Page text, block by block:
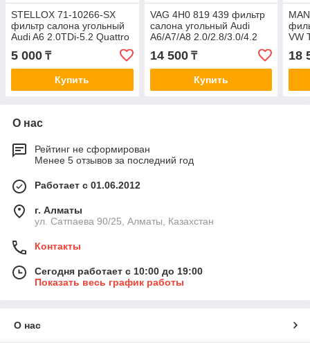
STELLOX 71-10266-SX
фильтр салона угольный
Audi A6 2.0TDi-5.2 Quattro
5 000 ₸
Купить
VAG 4H0 819 439 фильтр
салона угольный Audi
A6/A7/A8 2.0/2.8/3.0/4.2
14 500₸
Купить
VW
18
О нас
Рейтинг не сформирован
Менее 5 отзывов за последний год
Работает с 01.06.2012
г. Алматы
ул. Сатпаева 90/25, Алматы, Казахстан
Контакты
Сегодня работает с 10:00 до 19:00
Показать весь график работы
О нас